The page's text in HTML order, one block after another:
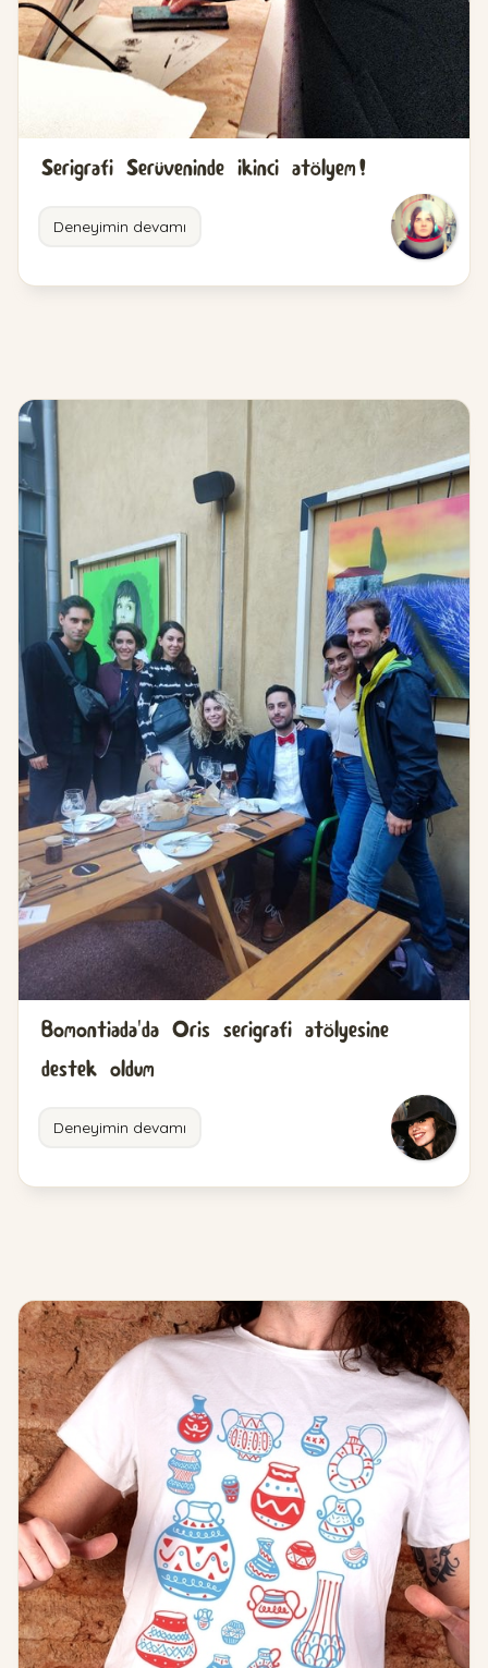
Serigrafi Serüveninde ikinci atölyem!
Deneyimin devamı
Bomontiada'da Oris serigrafi atölyesine
destek oldum
Deneyimin devamı